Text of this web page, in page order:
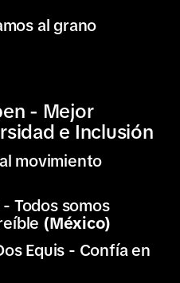
al grano
- Mejor
e Inclusión
movimiento
Todos somos
(México)
Equis - Confía en